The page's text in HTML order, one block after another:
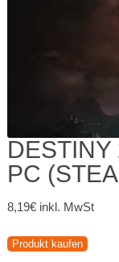
PC
8,19€ inkl. MwSt
Produkt kaufen